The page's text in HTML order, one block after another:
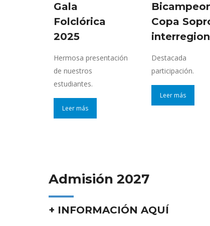
Gala
Folclórica
2025
Hermosa presentación
de nuestros
estudiantes.
Leer más
Copa
Destacada
participación.
Leer más
Admisión 2027
+ INFORMACIÓN AQUÍ